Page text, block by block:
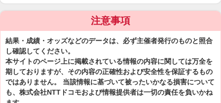
注意事項
結果・成績・オッズなどのデータは、必ず主催者発行のものと照合
し確認してください。
本サイトのページ上に掲載されている情報の内容に関しては万全を
期しておりますが、その内容の正確性および安全性を保証するもの
ではありません。 当該情報に基づいて被ったいかなる損害について
も、株式会社NTTドコモおよび情報提供者は一切の責任を負いかね